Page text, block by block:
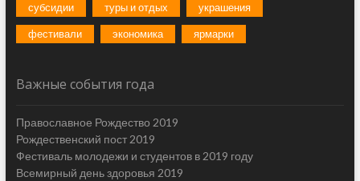
субсидии туры и отдых украшения
фестивали экономика ярмарки
Важные события года
Православное Рождество 2019
Рождественский пост 2019
Фестиваль молодежи и студентов в 2019 году
Всемирный день здоровья 2019